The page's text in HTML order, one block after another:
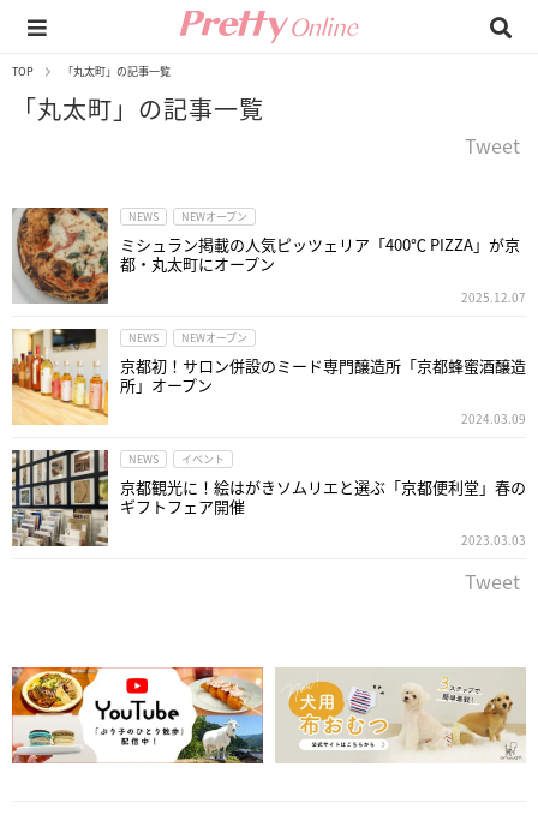
TOP 「丸太町」の記事一覧
「丸太町」の記事一覧
Tweet
NEWS NEWオープン
ミシュラン掲載の人気ピッツェリア「400℃ PIZZA」が京
都・丸太町にオープン
2025.12.07
NEWS NEWオープン
京都初！サロン併設のミード専門醸造所「京都蜂蜜酒醸造
所」オープン
2024.03.09
NEWS イベント
京都観光に！絵はがきソムリエと選ぶ「京都便利堂」春の
ギフトフェア開催
2023.03.03
Tweet